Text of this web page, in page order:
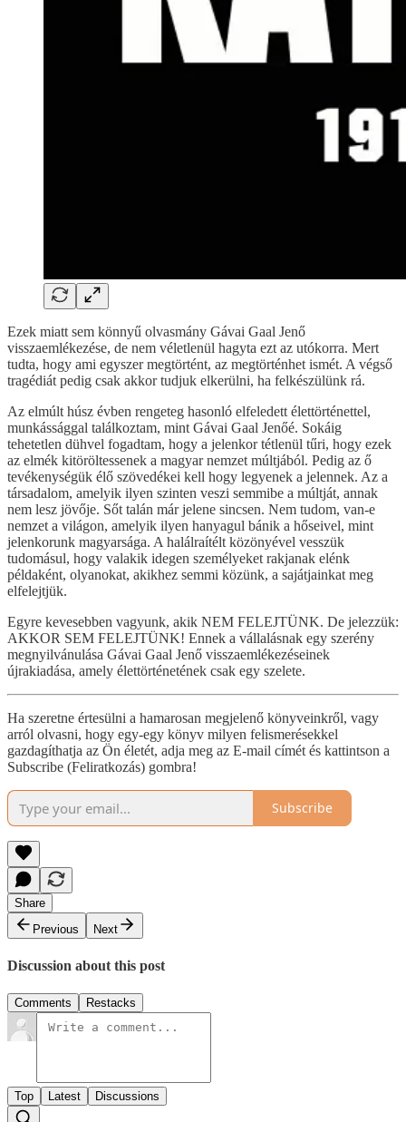
Ezek miatt sem könnyű olvasmány Gávai Gaal Jenő
visszaemlékezése, de nem véletlenül hagyta ezt az utókorra. Mert
tudta, hogy ami egyszer megtörtént, az megtörténhet ismét. A végső
tragédiát pedig csak akkor tudjuk elkerülni, ha felkészülünk rá.
Az elmúlt húsz évben rengeteg hasonló elfeledett élettörténettel,
munkássággal találkoztam, mint Gávai Gaal Jenőé. Sokáig
tehetetlen dühvel fogadtam, hogy a jelenkor tétlenül tűri, hogy ezek
az elmék kitöröltessenek a magyar nemzet múltjából. Pedig az ő
tevékenységük élő szövedékei kell hogy legyenek a jelennek. Az a
társadalom, amelyik ilyen szinten veszi semmibe a múltját, annak
nem lesz jövője. Sőt talán már jelene sincsen. Nem tudom, van-e
nemzet a világon, amelyik ilyen hanyagul bánik a hőseivel, mint
jelenkorunk magyarsága. A halálraítélt közönyével vesszük
tudomásul, hogy valakik idegen személyeket rakjanak elénk
példaként, olyanokat, akikhez semmi közünk, a sajátjainkat meg
elfelejtjük.
Egyre kevesebben vagyunk, akik NEM FELEJTÜNK. De jelezzük:
AKKOR SEM FELEJTÜNK! Ennek a vállalásnak egy szerény
megnyilvánulása Gávai Gaal Jenő visszaemlékezéseinek
újrakiadása, amely élettörténetének csak egy szelete.
Ha szeretne értesülni a hamarosan megjelenő könyveinkről, vagy
arról olvasni, hogy egy-egy könyv milyen felismerésekkel
gazdagíthatja az Ön életét, adja meg az E-mail címét és kattintson a
Subscribe (Feliratkozás) gombra!
Subscribe
Share
Previous
Next
Discussion about this post
Comments Restacks
Top Latest Discussions